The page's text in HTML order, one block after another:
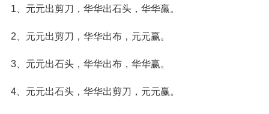
1、元元出剪刀，华华出石头，华华羸。
2、元元出剪刀，华华出布，元元赢。
3、元元出石头，华华出布，华华赢。
4、元元出石头，华华出剪刀，元元赢。